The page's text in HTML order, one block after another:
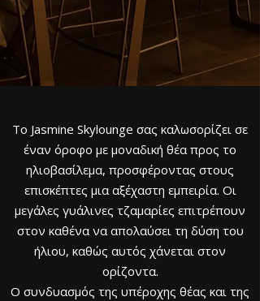
Το Jasmine Skylounge σας καλωσορίζει σε
έναν όροφο με μοναδική θέα προς το
ηλιοβασίλεμα, προσφέροντας στους
επισκέπτες μια αξέχαστη εμπειρία. Οι
μεγάλες γυάλινες τζαμαρίες επιτρέπουν
στον καθένα να απολαύσει τη δύση του
ήλιου, καθώς αυτός χάνεται στον
ορίζοντα.
Ο συνδυασμός της υπέροχης θέας και της